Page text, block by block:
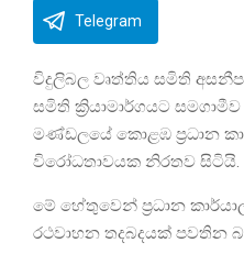
Telegram
විදුලිබල වෘත්තිය සමිති අසනීප
සමිති ක්‍රියාමාර්ගයට
මණ්ඩලයේ කොළඹ ප්‍රධාන
විරෝධතාවයක නිරතව සිටියි.
මේ හේතුවෙන් ප්‍රධාන
රථවාහන තදබදයක් පවතින